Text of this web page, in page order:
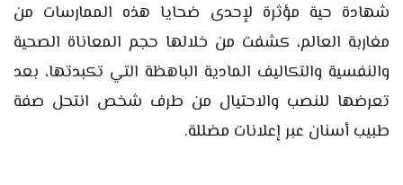
شهادة حية مؤثرة لإحدى ضحايا هذه الممارسات من
مغاربة العالم، كشفت من خلالها حجم المعاناة الصحية
والنفسية والتكاليف المادية الباهظة التي تكبدتها، بعد
تعرضها للنصب والاحتيال من طرف شخص انتحل صفة
طبيب أسنان عبر إعلانات مضللة.